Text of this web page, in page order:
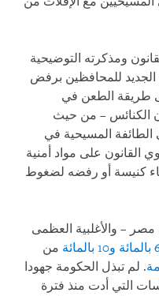
ومذكرته التوضيحية
الجديد للمحافظين برفض
طريقة الطعن في
الكنائس – من حيث
المسيحية في
القانون على مواد أمنية
كنيسة أو رفضه لضغوط
– والأغلبية العظمى
و10 بالمائة
من
. لم تبذل الحكومة جهودا
لتغيير السياسات التي أدت منذ فترة